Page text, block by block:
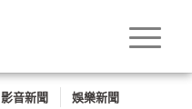
影音新聞 娛樂新聞